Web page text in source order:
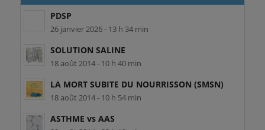
PDSP
26 janvier 2026 - 13 h 34 min
SOLUTION SALINE
18 août 2014 - 10 h 40 min
LA MORT SUBITE DU NOURRISSON (SMSN)
18 août 2014 - 10 h 54 min
ASTHME vs AAS